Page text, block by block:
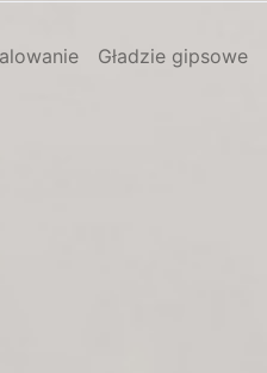
Gładzie gipsowe